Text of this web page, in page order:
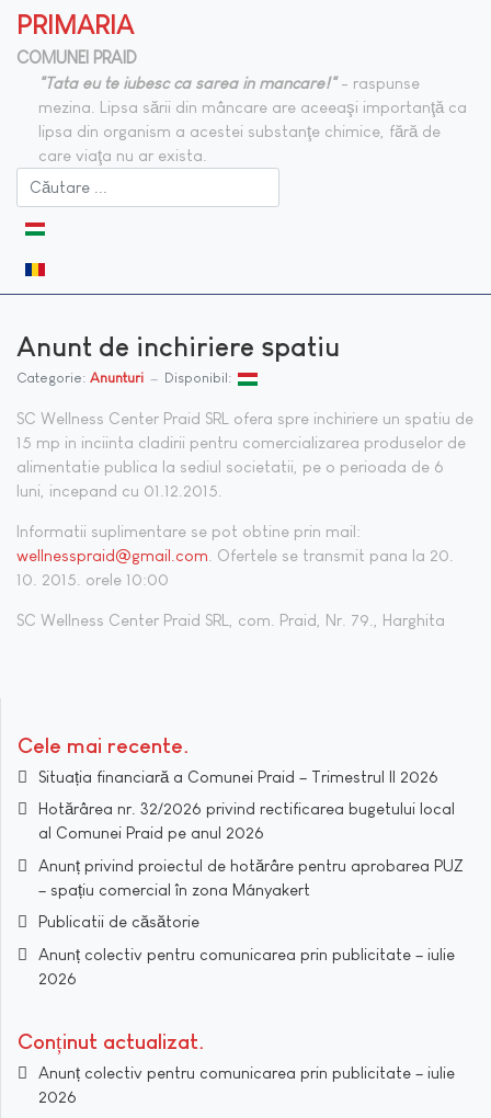
PRIMARIA
COMUNEI PRAID
"Tata eu te iubesc ca sarea in mancare!"- raspunse
mezina. Lipsa sării din mâncare are aceeaşi importanţă ca
lipsa din organism a acestei substanţe chimice, fără de
care viaţa nu ar exista.
Anunt de inchiriere spatiu
Categorie: Anunturi Disponibil:
SC Wellness Center Praid SRL ofera spre inchiriere un spatiu de
15 mp in inciinta cladirii pentru comercializarea produselor de
alimentatie publica la sediul societatii, pe o perioada de 6
luni, incepand cu 01.12.2015.
Informatii suplimentare se pot obtine prin mail:
wellnesspraid@gmail.com . Ofertele se transmit pana la 20.
10. 2015. orele 10:00
SC Wellness Center Praid SRL, com. Praid, Nr. 79., Harghita
Cele mai recente
Situația financiară a Comunei Praid – Trimestrul II 2026
Hotărârea nr. 32/2026 privind rectificarea bugetului local
al Comunei Praid pe anul 2026
Anunț privind proiectul de hotărâre pentru aprobarea PUZ
– spațiu comercial în zona Mányakert
Publicatii de căsătorie
Anunț colectiv pentru comunicarea prin publicitate – iulie
2026
Conținut actualizat
Anunț colectiv pentru comunicarea prin publicitate – iulie
2026